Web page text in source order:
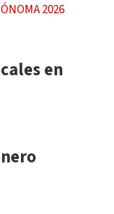
2026
en